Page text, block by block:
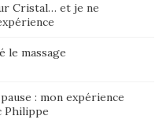
Cristal… et je ne
le massage
: mon expérience
Philippe